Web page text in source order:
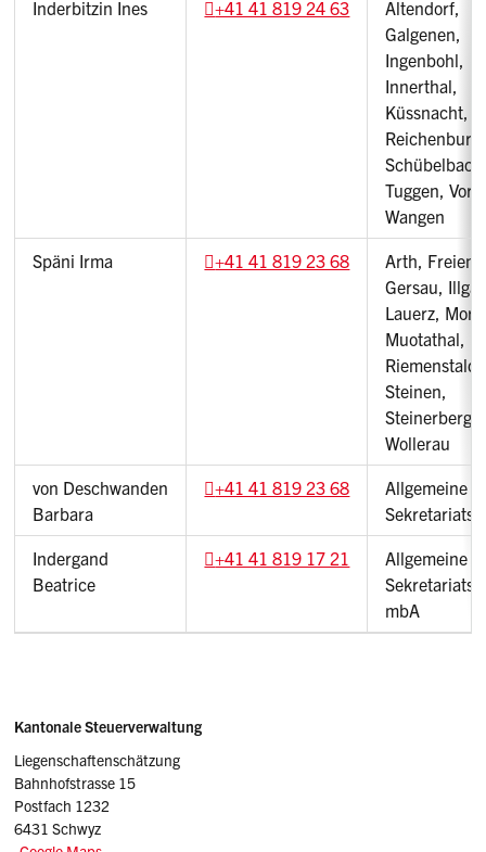
Inderbitzin Ines +41 41 819 24 63
Altendorf,
Galgenen,
Ingenbohl,
Innerthal,
Küssnacht,
Reichenburg,
Tuggen,
Wangen
Späni Irma +41 41 819 23 68
Arth,
Gersau,
Lauerz,
Muotathal,
Steinen,
Steinerberg,
Wollerau
von Deschwanden
Barbara
+41 41 819 23 68
Allgemeine
Indergand
Beatrice
+41 41 819 17 21
Allgemeine
mbA
Sidebar
Adresse
Kantonale Steuerverwaltung
Liegenschaftenschätzung
Bahnhofstrasse 15
Postfach 1232
6431 Schwyz